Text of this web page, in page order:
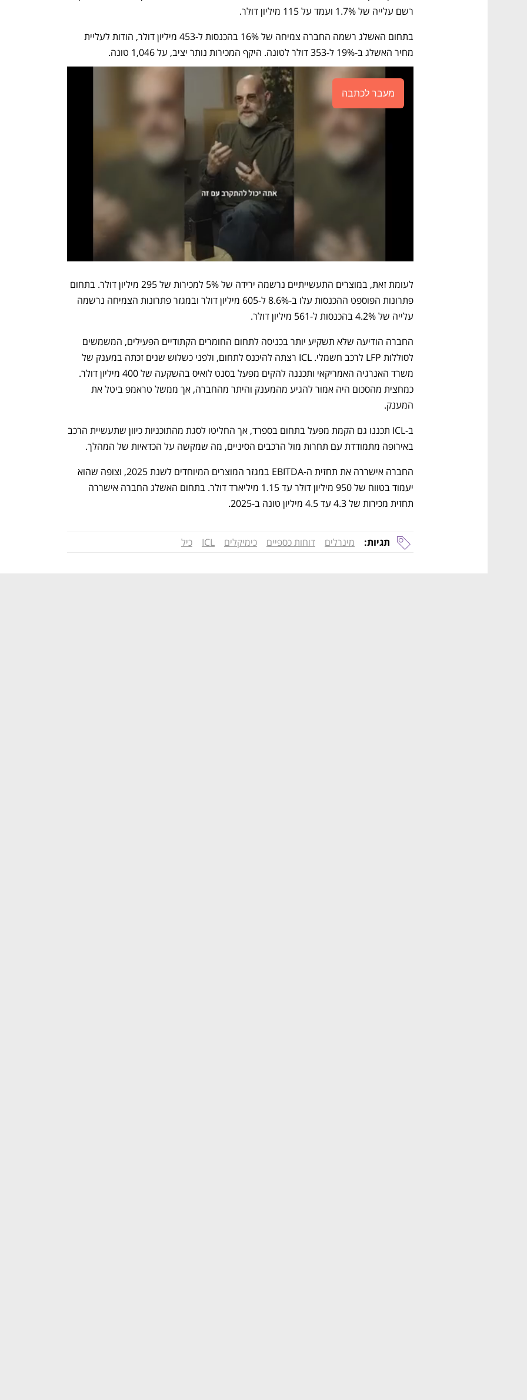
רשם עלייה של 1.7% ועמד על 115 מיליון דולר.
מחיר האשלג ב-19% ל-353 דולר לטונה. היקף המכירות נותר יציב, על 1,046 טונה.
מעבר לכתבה
עלייה של 4.2% בהכנסות ל-561 מיליון דולר.
המענק.
באירופה מתמודדת עם תחרות מול הרכבים הסיניים, מה שמקשה על הכדאיות של המהלך.
תחזית מכירות של 4.3 עד 4.5 מיליון טונה ב-2025.
תגיות: מינרלים דוחות כספיים כימיקלים ICL כיל